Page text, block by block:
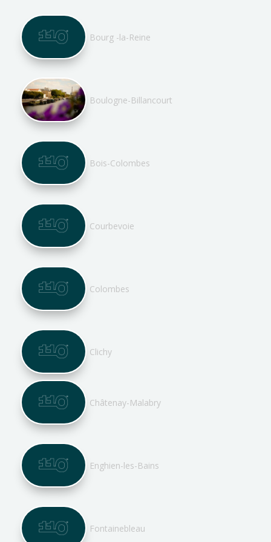
Bourg -la-Reine
Boulogne-Billancourt
Bois-Colombes
Courbevoie
Colombes
Clichy
Châtenay-Malabry
Enghien-les-Bains
Fontainebleau